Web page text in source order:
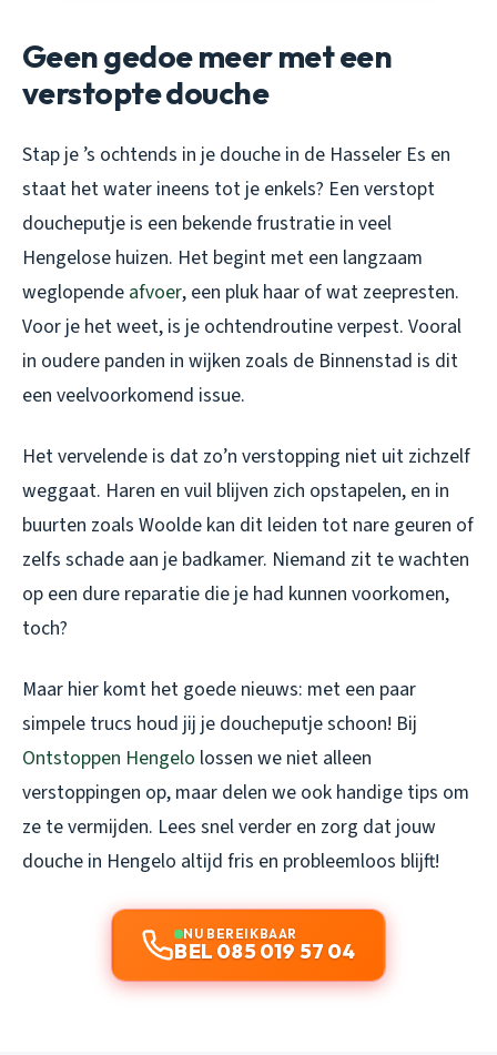
Geen gedoe meer met een
verstopte douche
Stap je ’s ochtends in je douche in de Hasseler Es en
staat het water ineens tot je enkels? Een verstopt
doucheputje is een bekende frustratie in veel
Hengelose huizen. Het begint met een langzaam
weglopende afvoer, een pluk haar of wat zeepresten.
Voor je het weet, is je ochtendroutine verpest. Vooral
in oudere panden in wijken zoals de Binnenstad is dit
een veelvoorkomend issue.
Het vervelende is dat zo’n verstopping niet uit zichzelf
weggaat. Haren en vuil blijven zich opstapelen, en in
buurten zoals Woolde kan dit leiden tot nare geuren of
zelfs schade aan je badkamer. Niemand zit te wachten
op een dure reparatie die je had kunnen voorkomen,
toch?
Maar hier komt het goede nieuws: met een paar
simpele trucs houd jij je doucheputje schoon! Bij
Ontstoppen Hengelo lossen we niet alleen
verstoppingen op, maar delen we ook handige tips om
ze te vermijden. Lees snel verder en zorg dat jouw
douche in Hengelo altijd fris en probleemloos blijft!
NU BEREIKBAAR
BEL 085 019 57 04